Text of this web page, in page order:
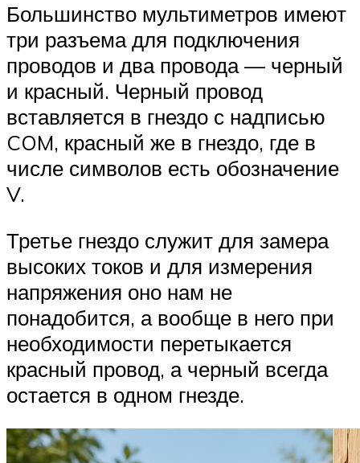
Большинство мультиметров имеют
три разъема для подключения
проводов и два провода — черный
и красный. Черный провод
вставляется в гнездо с надписью
COM, красный же в гнездо, где в
числе символов есть обозначение
V.
Третье гнездо служит для замера
высоких токов и для измерения
напряжения оно нам не
понадобится, а вообще в него при
необходимости перетыкается
красный провод, а черный всегда
остается в одном гнезде.